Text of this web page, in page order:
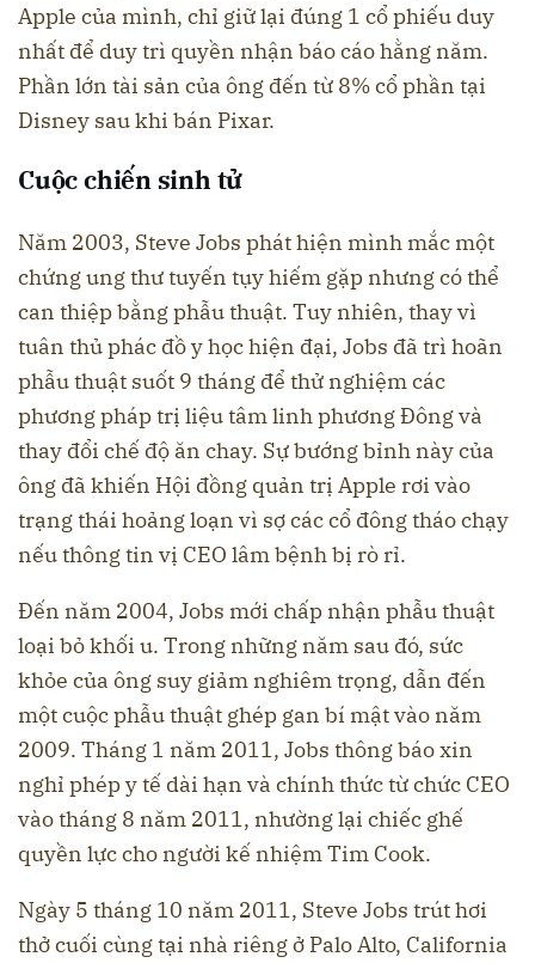
Apple của mình, chỉ giữ lại đúng 1 cổ phiếu duy
nhất để duy trì quyền nhận báo cáo hằng năm.
Phần lớn tài sản của ông đến từ 8% cổ phần tại
Disney sau khi bán Pixar.
Cuộc chiến sinh tử
Năm 2003, Steve Jobs phát hiện mình mắc một
chứng ung thư tuyến tụy hiếm gặp nhưng có thể
can thiệp bằng phẫu thuật. Tuy nhiên, thay vì
tuân thủ phác đồ y học hiện đại, Jobs đã trì hoãn
phẫu thuật suốt 9 tháng để thử nghiệm các
phương pháp trị liệu tâm linh phương Đông và
thay đổi chế độ ăn chay. Sự bướng bỉnh này của
ông đã khiến Hội đồng quản trị Apple rơi vào
trạng thái hoảng loạn vì sợ các cổ đông tháo chạy
nếu thông tin vị CEO lâm bệnh bị rò rỉ.
Đến năm 2004, Jobs mới chấp nhận phẫu thuật
loại bỏ khối u. Trong những năm sau đó, sức
khỏe của ông suy giảm nghiêm trọng, dẫn đến
một cuộc phẫu thuật ghép gan bí mật vào năm
2009. Tháng 1 năm 2011, Jobs thông báo xin
nghỉ phép y tế dài hạn và chính thức từ chức CEO
vào tháng 8 năm 2011, nhường lại chiếc ghế
quyền lực cho người kế nhiệm Tim Cook.
Ngày 5 tháng 10 năm 2011, Steve Jobs trút hơi
thở cuối cùng tại nhà riêng ở Palo Alto, California